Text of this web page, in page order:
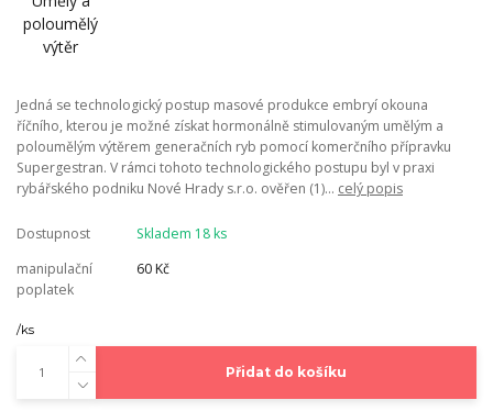
Jedná se technologický postup masové produkce embryí okouna
říčního, kterou je možné získat hormonálně stimulovaným umělým a
poloumělým výtěrem generačních ryb pomocí komerčního přípravku
Supergestran. V rámci tohoto technologického postupu byl v praxi
rybářského podniku Nové Hrady s.r.o. ověřen (1)... celý popis
Dostupnost
Skladem 18 ks
manipulační
poplatek
60 Kč
/ks
Přidat do košíku